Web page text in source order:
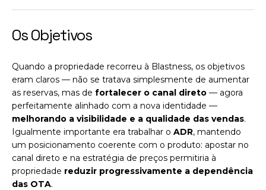
Os Objetivos
Quando a propriedade recorreu à Blastness, os objetivos
eram claros — não se tratava simplesmente de aumentar
as reservas, mas de fortalecer o canal direto — agora
perfeitamente alinhado com a nova identidade —
melhorando a visibilidade e a qualidade das vendas.
Igualmente importante era trabalhar o ADR, mantendo
um posicionamento coerente com o produto: apostar no
canal direto e na estratégia de preços permitiria à
propriedade reduzir progressivamente a dependência
das OTA.